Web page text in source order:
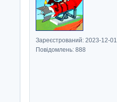
Зареєстрований: 2023-12-01
Повідомлень: 888